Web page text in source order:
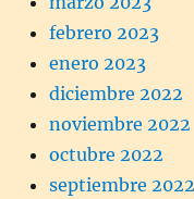
febrero 2023
enero 2023
diciembre 2022
noviembre 2022
octubre 2022
septiembre 2022